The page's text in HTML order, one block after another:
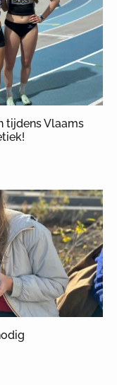
tijdens Vlaams